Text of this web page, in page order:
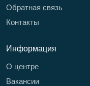
Обратная связь
Контакты
Информация
О центре
Вакансии